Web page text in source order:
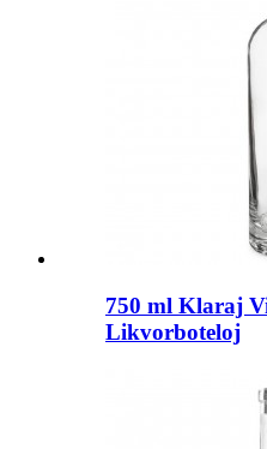
750 ml Klaraj
Likvorboteloj